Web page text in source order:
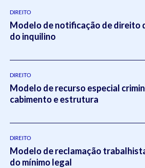
DIREITO
Modelo de notificação de direito
do inquilino
DIREITO
Modelo de recurso especial
cabimento e estrutura
DIREITO
Modelo de reclamação
do mínimo legal